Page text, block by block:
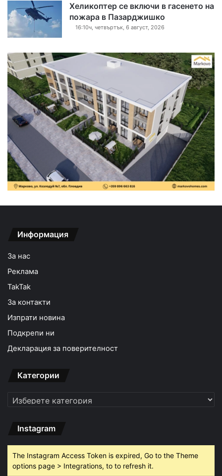
Хеликоптер се включи в гасенето на
пожара в Пазарджишко
16:10ч, четвъртък, 6 август, 2026
Информация
За нас
Реклама
TakTak
За контакти
Изпрати новина
Подкрепи ни
Декларация за поверителност
Категории
Категории
Instagram
The Instagram Access Token is expired, Go to the Theme
options page > Integrations, to to refresh it.